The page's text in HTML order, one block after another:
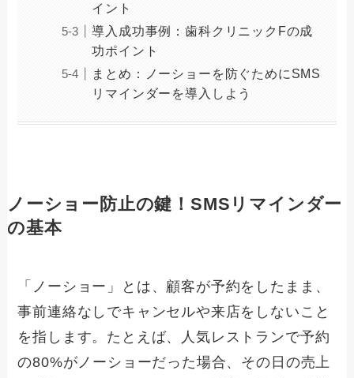
イント
導入成功事例：歯科クリニックFの成
功ポイント
まとめ：ノーショーを防ぐためにSMS
リマインダーを導入しよう
ノーショー防止の鍵！SMSリマインダー
の基本
「ノーショー」とは、顧客が予約をしたまま、
事前連絡なしでキャンセルや来店をしないこと
を指します。たとえば、人気レストランで予約
の80%がノーショーだった場合、その日の売上